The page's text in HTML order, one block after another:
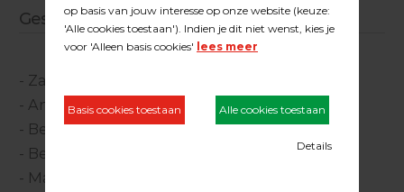
Geschikt op / voor:
- Zandcementdekvloeren
- Anhydrietvloeren
- Beton
- Bestaande renovatie ondergronden
- Magnesiet en houtmagnesiet